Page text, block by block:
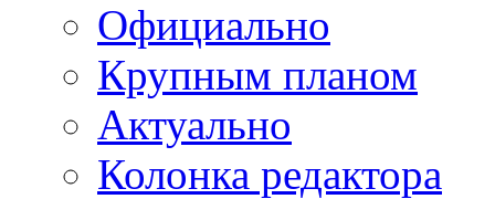
Официально
Крупным планом
Актуально
Колонка редактора